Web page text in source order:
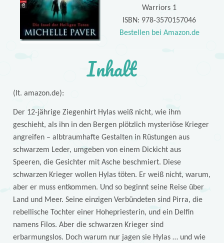
Warriors 1
ISBN: 978-3570157046
Bestellen bei Amazon.de
Inhalt
(lt. amazon.de):
Der 12-jährige Ziegenhirt Hylas weiß nicht, wie ihm
geschieht, als ihn in den Bergen plötzlich mysteriöse Krieger
angreifen – albtraumhafte Gestalten in Rüstungen aus
schwarzem Leder, umgeben von einem Dickicht aus
Speeren, die Gesichter mit Asche beschmiert. Diese
schwarzen Krieger wollen Hylas töten. Er weiß nicht, warum,
aber er muss entkommen. Und so beginnt seine Reise über
Land und Meer. Seine einzigen Verbündeten sind Pirra, die
rebellische Tochter einer Hohepriesterin, und ein Delfin
namens Filos. Aber die schwarzen Krieger sind
erbarmungslos. Doch warum nur jagen sie Hylas … und wie